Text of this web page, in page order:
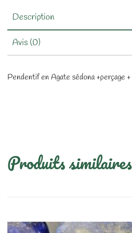
Description
Avis (0)
Pendentif en Agate sédona +perçage
Produits similaires